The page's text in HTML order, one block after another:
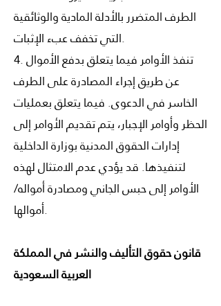
الطرف المتضرر بالأدلة المادية والوثائقية
التي تخفف عبء الإثبات.
4. تنفذ الأوامر فيما يتعلق بدفع الأموال
عن طريق إجراء المصادرة على الطرف
الخاسر في الدعوى. فيما يتعلق بعمليات
الحظر وأوامر الإجبار، يتم تقديم الأوامر إلى
إدارات الحقوق المدنية بوزارة الداخلية
لتنفيذها. قد يؤدي عدم الامتثال لهذه
الأوامر إلى حبس الجاني ومصادرة أمواله/
أموالها.
قانون حقوق التأليف والنشر في المملكة
العربية السعودية